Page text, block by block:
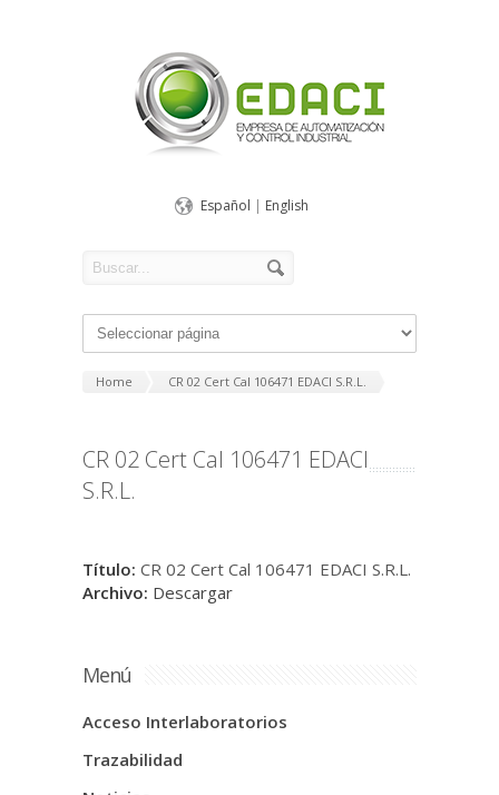
Español | English
Home CR 02 Cert Cal 106471 EDACI S.R.L.
CR 02 Cert Cal 106471 EDACI
S.R.L.
Título: CR 02 Cert Cal 106471 EDACI S.R.L.
Archivo: Descargar
Menú
Acceso Interlaboratorios
Trazabilidad